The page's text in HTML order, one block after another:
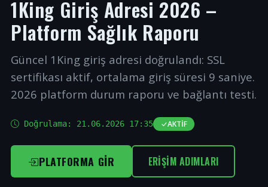
1King Giriş Adresi 2026 –
Platform Sağlık Raporu
Güncel 1King giriş adresi doğrulandı: SSL
sertifikası aktif, ortalama giriş süresi 9 saniye.
2026 platform durum raporu ve bağlantı testi.
Doğrulama: 21.06.2026 17:35 AKTIF
PLATFORMA GIR ERIŞIM ADIMLARI